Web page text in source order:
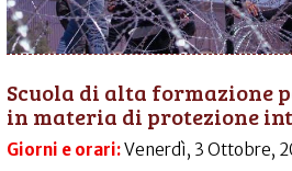
Scuola di alta formazione
in materia di protezione
Giorni e orari:Venerdì, 3 Ottobre,